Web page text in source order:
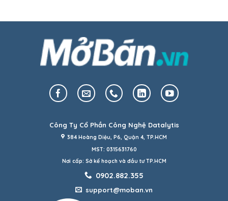
Công Ty Cổ Phần Công Nghệ Datalytis
384 Hoàng Diệu, P6, Quận 4, TP.HCM
MST: 0315631760
Nơi cấp: Sở kế hoạch và đầu tư TP.HCM
0902.882.355
support@moban.vn